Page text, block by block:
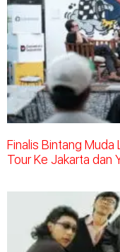
Finalis Bintang Muda
Tour Ke Jakarta dan